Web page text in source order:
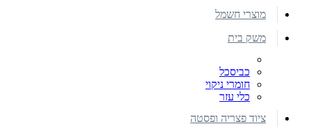
מוצרי חשמל
משק בית
כביסכל
חומרי ניקוי
כלי עזר
ציוד פצריה ופסטה